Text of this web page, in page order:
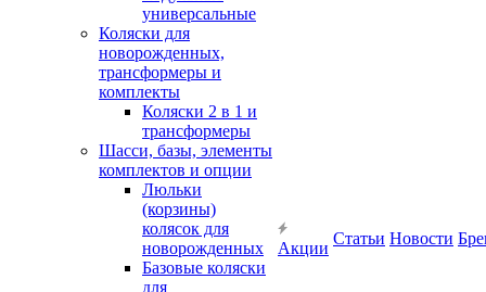
универсальные
Коляски для
новорожденных,
трансформеры и
комплекты
Коляски 2 в 1 и
трансформеры
Шасси, базы, элементы
комплектов и опции
Люльки
(корзины)
колясок для
новорожденных
Базовые коляски
для
Акции
Статьи Новости